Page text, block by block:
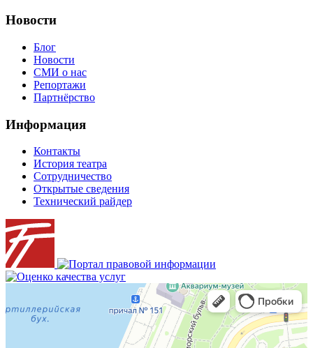
Новости
Блог
Новости
СМИ о нас
Репортажи
Партнёрство
Информация
Контакты
История театра
Сотрудничество
Открытые сведения
Технический райдер